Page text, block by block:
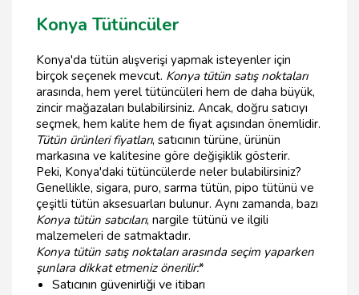
Konya Tütüncüler
Konya'da tütün alışverişi yapmak isteyenler için
birçok seçenek mevcut. Konya tütün satış noktaları
arasında, hem yerel tütüncüleri hem de daha büyük,
zincir mağazaları bulabilirsiniz. Ancak, doğru satıcıyı
seçmek, hem kalite hem de fiyat açısından önemlidir.
Tütün ürünleri fiyatları, satıcının türüne, ürünün
markasına ve kalitesine göre değişiklik gösterir.
Peki, Konya'daki tütüncülerde neler bulabilirsiniz?
Genellikle, sigara, puro, sarma tütün, pipo tütünü ve
çeşitli tütün aksesuarları bulunur. Aynı zamanda, bazı
Konya tütün satıcıları, nargile tütünü ve ilgili
malzemeleri de satmaktadır.
Konya tütün satış noktalarıarasında seçim yaparken
şunlara dikkat etmeniz önerilir:*
Satıcının güvenirliği ve itibarı